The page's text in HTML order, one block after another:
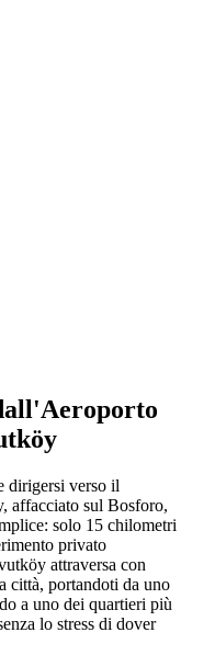
dirigersi verso il
affacciato sul Bosforo,
solo 15 chilometri
privato
attraversa con
città, portandoti da uno
a uno dei quartieri più
lo stress di dover